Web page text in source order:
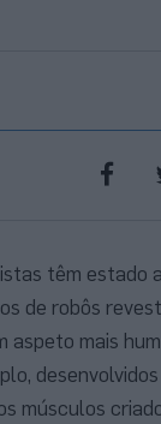
têm estado
de robôs
aspeto mais
músculos